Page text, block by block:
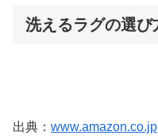
洗えるラグの選び
出典： www.amazon.co.jp